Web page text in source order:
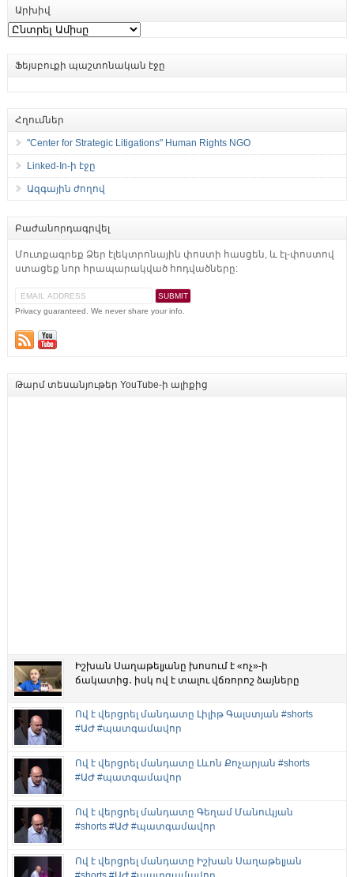
Արխիվ
Արխիվ
Ֆեյսբուքի պաշտոնական էջը
Հղումներ
"Center for Strategic Litigations" Human Rights NGO
Linked-In-ի էջը
Ազգային ժողով
Բաժանորդագրվել
Մուտքագրեք Ձեր էլեկտրոնային փոստի հասցեն, և էլ-փոստով
ստացեք նոր հրապարակված հոդվածները:
Privacy guaranteed. We never share your info.
Թարմ տեսանյութեր YouTube-ի ալիքից
Իշխան Սաղաթելյանը խոսում է «ոչ»-ի
ճակատից․ իսկ ով է տալու վճռորոշ ձայները
Ով է վերցրել մանդատը Լիլիթ Գալստյան #shorts
#ԱԺ #պատգամավոր
Ով է վերցրել մանդատը Լևոն Քոչարյան #shorts
#ԱԺ #պատգամավոր
Ով է վերցրել մանդատը Գեղամ Մանուկյան
#shorts #ԱԺ #պատգամավոր
Ով է վերցրել մանդատը Իշխան Սաղաթելյան